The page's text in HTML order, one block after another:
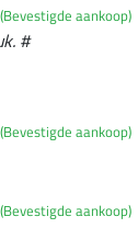
(Bevestigde aankoop)
#
(Bevestigde aankoop)
(Bevestigde aankoop)